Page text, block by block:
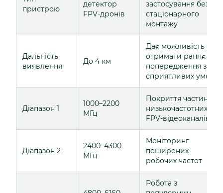
пристрою
детектор
FPV-дронів
застосування без
стаціонарного
монтажу
Дальність
виявлення
До 4 км
Дає можливість
отримати раннє
попередження за
сприятливих умов
Діапазон 1
1000–2200
МГц
Покриття частини
низькочастотних
FPV-відеоканалів
Діапазон 2
2400–4300
МГц
Моніторинг
поширених
робочих частот
Робота з